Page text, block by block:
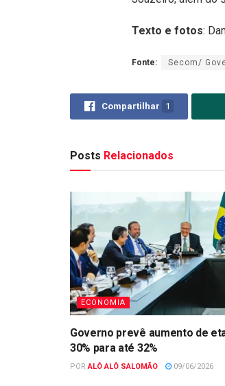
Texto e fotos:
Fonte: Secom/
Compartilhar 1
Posts Relacionados
ECONOMIA
Governo prevê aumento de
30% para até 32%
POR ALÔ ALÔ SALOMÃO 09/06/2026